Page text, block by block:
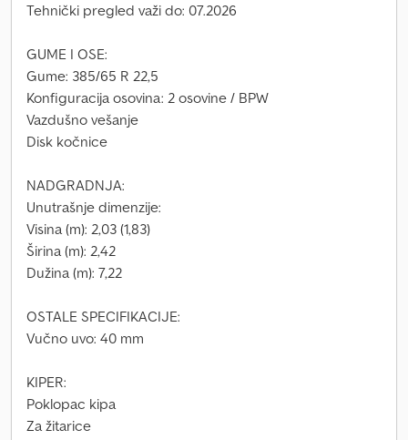
Tehnički pregled važi do: 07.2026
GUME I OSE:
Gume: 385/65 R 22,5
Konfiguracija osovina: 2 osovine / BPW
Vazdušno vešanje
Disk kočnice
NADGRADNJA:
Unutrašnje dimenzije:
Visina (m): 2,03 (1,83)
Širina (m): 2,42
Dužina (m): 7,22
OSTALE SPECIFIKACIJE:
Vučno uvo: 40 mm
KIPER:
Poklopac kipa
Za žitarice